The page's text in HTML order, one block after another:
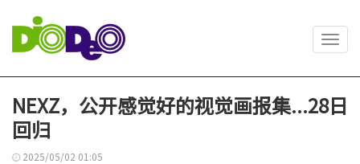
NEXZ，公开感觉好的视觉画报集...28日
回归
2025/05/02 01:05